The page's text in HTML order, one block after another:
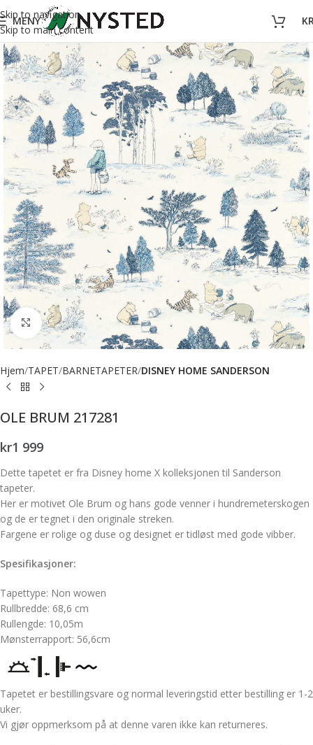
Skip to navigation
Skip to main content
MENY
Forstørr bilde
Hjem TAPET BARNETAPETER DISNEY HOME SANDERSON
OLE BRUM 217281
kr1 999
Dette tapetet er fra Disney home X kolleksjonen til Sanderson
tapeter.
Her er motivet Ole Brum og hans gode venner i hundremeterskogen
og de er tegnet i den originale streken.
Fargene er rolige og duse og designet er tidløst med gode vibber.
Spesifikasjoner:
Tapettype: Non wowen
Rullbredde: 68,6 cm
Rullengde: 10,05m
Mønsterrapport: 56,6cm
Tapetet er bestillingsvare og normal leveringstid etter bestilling er 1-2
uker.
Vi gjør oppmerksom på at denne varen ikke kan returneres.